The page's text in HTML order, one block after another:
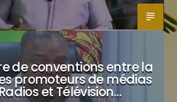
de conventions entre la
promoteurs de médias
et Télévision…